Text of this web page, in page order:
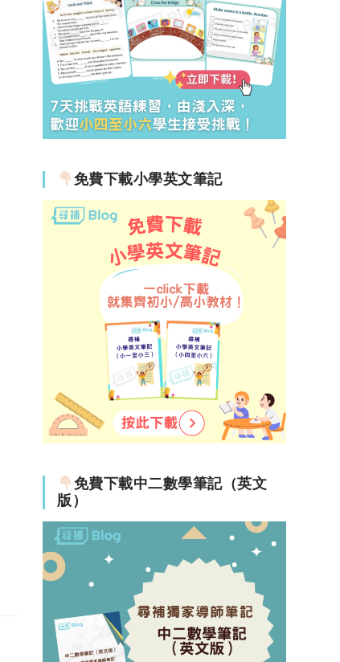
免費下載小學英文筆記
免費下載中二數學筆記（英文
版）